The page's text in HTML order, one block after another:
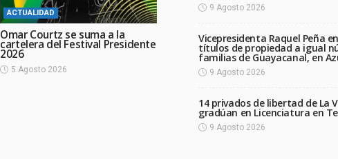
ACTUALIDAD
Omar Courtz se suma a la
cartelera del Festival Presidente
2026
5 Agosto 2026
9 Agosto 2026
Vicepresidenta Raquel Peña
títulos de propiedad a igual
familias de Guayacanal, en
9 Agosto 2026
14 privados de libertad de La
gradúan en Licenciatura en
9 Agosto 2026